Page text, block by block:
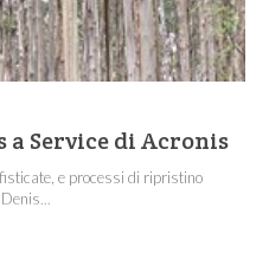
a Service di Acronis
e processi di ripristino